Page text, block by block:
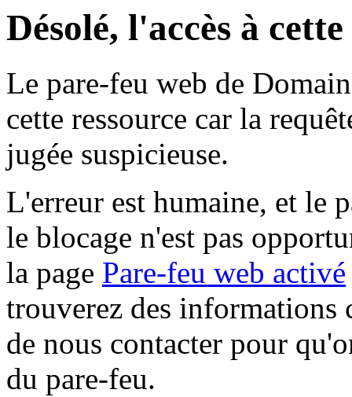
Désolé, l'accès à
Le pare-feu web de
cette ressource car la
jugée suspicieuse.
L'erreur est humaine, et le
le blocage n'est pas
la page Pare-feu web activé
trouverez des informations
de nous contacter pour
du pare-feu.